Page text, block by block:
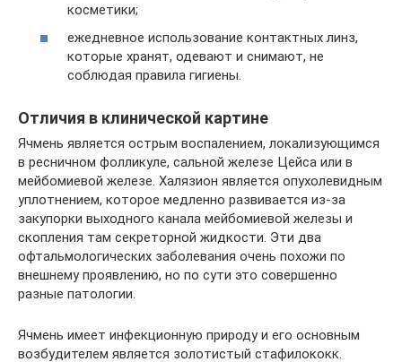
косметики;
ежедневное использование контактных линз,
которые хранят, одевают и снимают, не
соблюдая правила гигиены.
Отличия в клинической картине
Ячмень является острым воспалением, локализующимся
в ресничном фолликуле, сальной железе Цейса или в
мейбомиевой железе. Халязион является опухолевидным
уплотнением, которое медленно развивается из-за
закупорки выходного канала мейбомиевой железы и
скопления там секреторной жидкости. Эти два
офтальмологических заболевания очень похожи по
внешнему проявлению, но по сути это совершенно
разные патологии.
Ячмень имеет инфекционную природу и его основным
возбудителем является золотистый стафилококк.